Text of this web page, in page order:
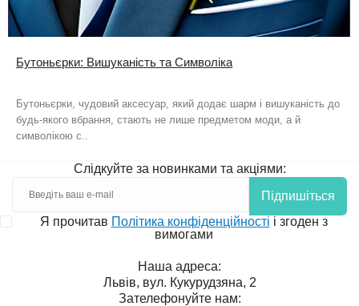
Бутоньєрки: Вишуканість та Символіка
Бутоньєрки, чудовий аксесуар, який додає шарм і вишуканість до
будь-якого вбрання, стають не лише предметом моди, а й
символікою с..
Слідкуйте за новинками та акціями:
Підпишіться
Я прочитав Політика конфіденційності і згоден з
вимогами
Наша адреса:
Львів, вул. Кукурудзяна, 2
Зателефонуйте нам: